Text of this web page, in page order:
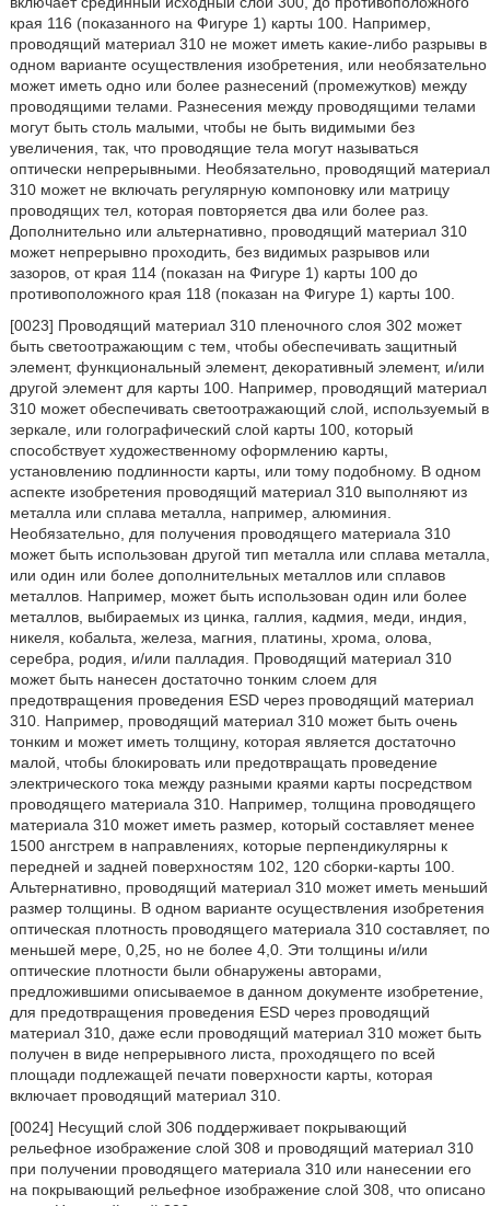
края 116 (показанного на Фигуре 1) карты 100. Например,
проводящий материал 310 не может иметь какие-либо разрывы в
одном варианте осуществления изобретения, или необязательно
может иметь одно или более разнесений (промежутков) между
проводящими телами. Разнесения между проводящими телами
могут быть столь малыми, чтобы не быть видимыми без
увеличения, так, что проводящие тела могут называться
оптически непрерывными. Необязательно, проводящий материал
310 может не включать регулярную компоновку или матрицу
проводящих тел, которая повторяется два или более раз.
Дополнительно или альтернативно, проводящий материал 310
может непрерывно проходить, без видимых разрывов или
зазоров, от края 114 (показан на Фигуре 1) карты 100 до
противоположного края 118 (показан на Фигуре 1) карты 100.
[0023] Проводящий материал 310 пленочного слоя 302 может
быть светоотражающим с тем, чтобы обеспечивать защитный
элемент, функциональный элемент, декоративный элемент, и/или
другой элемент для карты 100. Например, проводящий материал
310 может обеспечивать светоотражающий слой, используемый в
зеркале, или голографический слой карты 100, который
способствует художественному оформлению карты,
установлению подлинности карты, или тому подобному. В одном
аспекте изобретения проводящий материал 310 выполняют из
металла или сплава металла, например, алюминия.
Необязательно, для получения проводящего материала 310
может быть использован другой тип металла или сплава металла,
или один или более дополнительных металлов или сплавов
металлов. Например, может быть использован один или более
металлов, выбираемых из цинка, галлия, кадмия, меди, индия,
никеля, кобальта, железа, магния, платины, хрома, олова,
серебра, родия, и/или палладия. Проводящий материал 310
может быть нанесен достаточно тонким слоем для
предотвращения проведения ESD через проводящий материал
310. Например, проводящий материал 310 может быть очень
тонким и может иметь толщину, которая является достаточно
малой, чтобы блокировать или предотвращать проведение
электрического тока между разными краями карты посредством
проводящего материала 310. Например, толщина проводящего
материала 310 может иметь размер, который составляет менее
1500 ангстрем в направлениях, которые перпендикулярны к
передней и задней поверхностям 102, 120 сборки-карты 100.
Альтернативно, проводящий материал 310 может иметь меньший
размер толщины. В одном варианте осуществления изобретения
оптическая плотность проводящего материала 310 составляет, по
меньшей мере, 0,25, но не более 4,0. Эти толщины и/или
оптические плотности были обнаружены авторами,
предложившими описываемое в данном документе изобретение,
для предотвращения проведения ESD через проводящий
материал 310, даже если проводящий материал 310 может быть
получен в виде непрерывного листа, проходящего по всей
площади подлежащей печати поверхности карты, которая
включает проводящий материал 310.
[0024] Несущий слой 306 поддерживает покрывающий
рельефное изображение слой 308 и проводящий материал 310
при получении проводящего материала 310 или нанесении его
на покрывающий рельефное изображение слой 308, что описано